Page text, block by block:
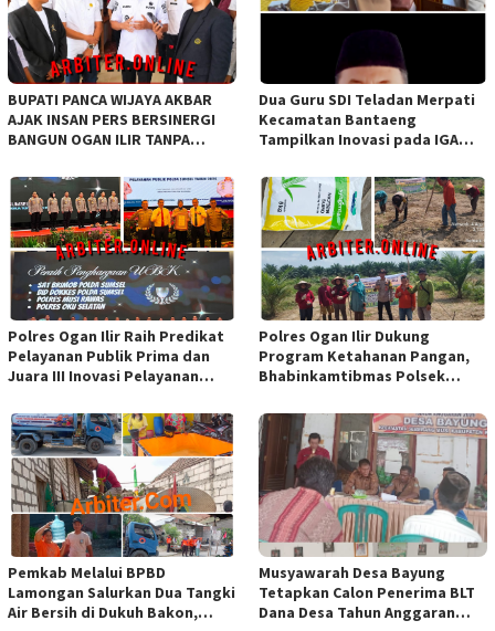
BUPATI PANCA WIJAYA AKBAR
AJAK INSAN PERS BERSINERGI
BANGUN OGAN ILIR TANPA
Dua Guru SDI Teladan Merpati
Kecamatan Bantaeng
Tampilkan Inovasi pada IGA
Sulawesi
Polres Ogan Ilir Raih Predikat
Pelayanan Publik Prima dan
Juara III Inovasi Pelayanan
Polres Ogan Ilir Dukung
Program Ketahanan Pangan,
Bhabinkamtibmas Polsek
Jagung Pipil di Desa Sungai
Rambutan
Pemkab Melalui BPBD
Lamongan Salurkan Dua Tangki
Air Bersih di Dukuh Bakon,
Musyawarah Desa Bayung
Tetapkan Calon Penerima BLT
Dana Desa Tahun Anggaran